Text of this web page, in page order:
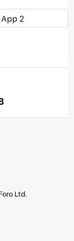
App 2
Ltd.